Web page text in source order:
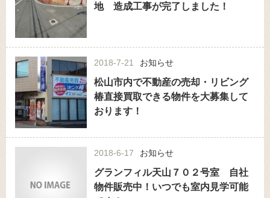
地 造成工事が完了しました！
2018-7-21 お知らせ
松山市内で不動産の売却・リビング
椿直接買取できる物件を大募集して
おります！
2018-6-17 お知らせ
グランフィル天山７０２号室 自社
物件販売中！いつでも室内見学可能